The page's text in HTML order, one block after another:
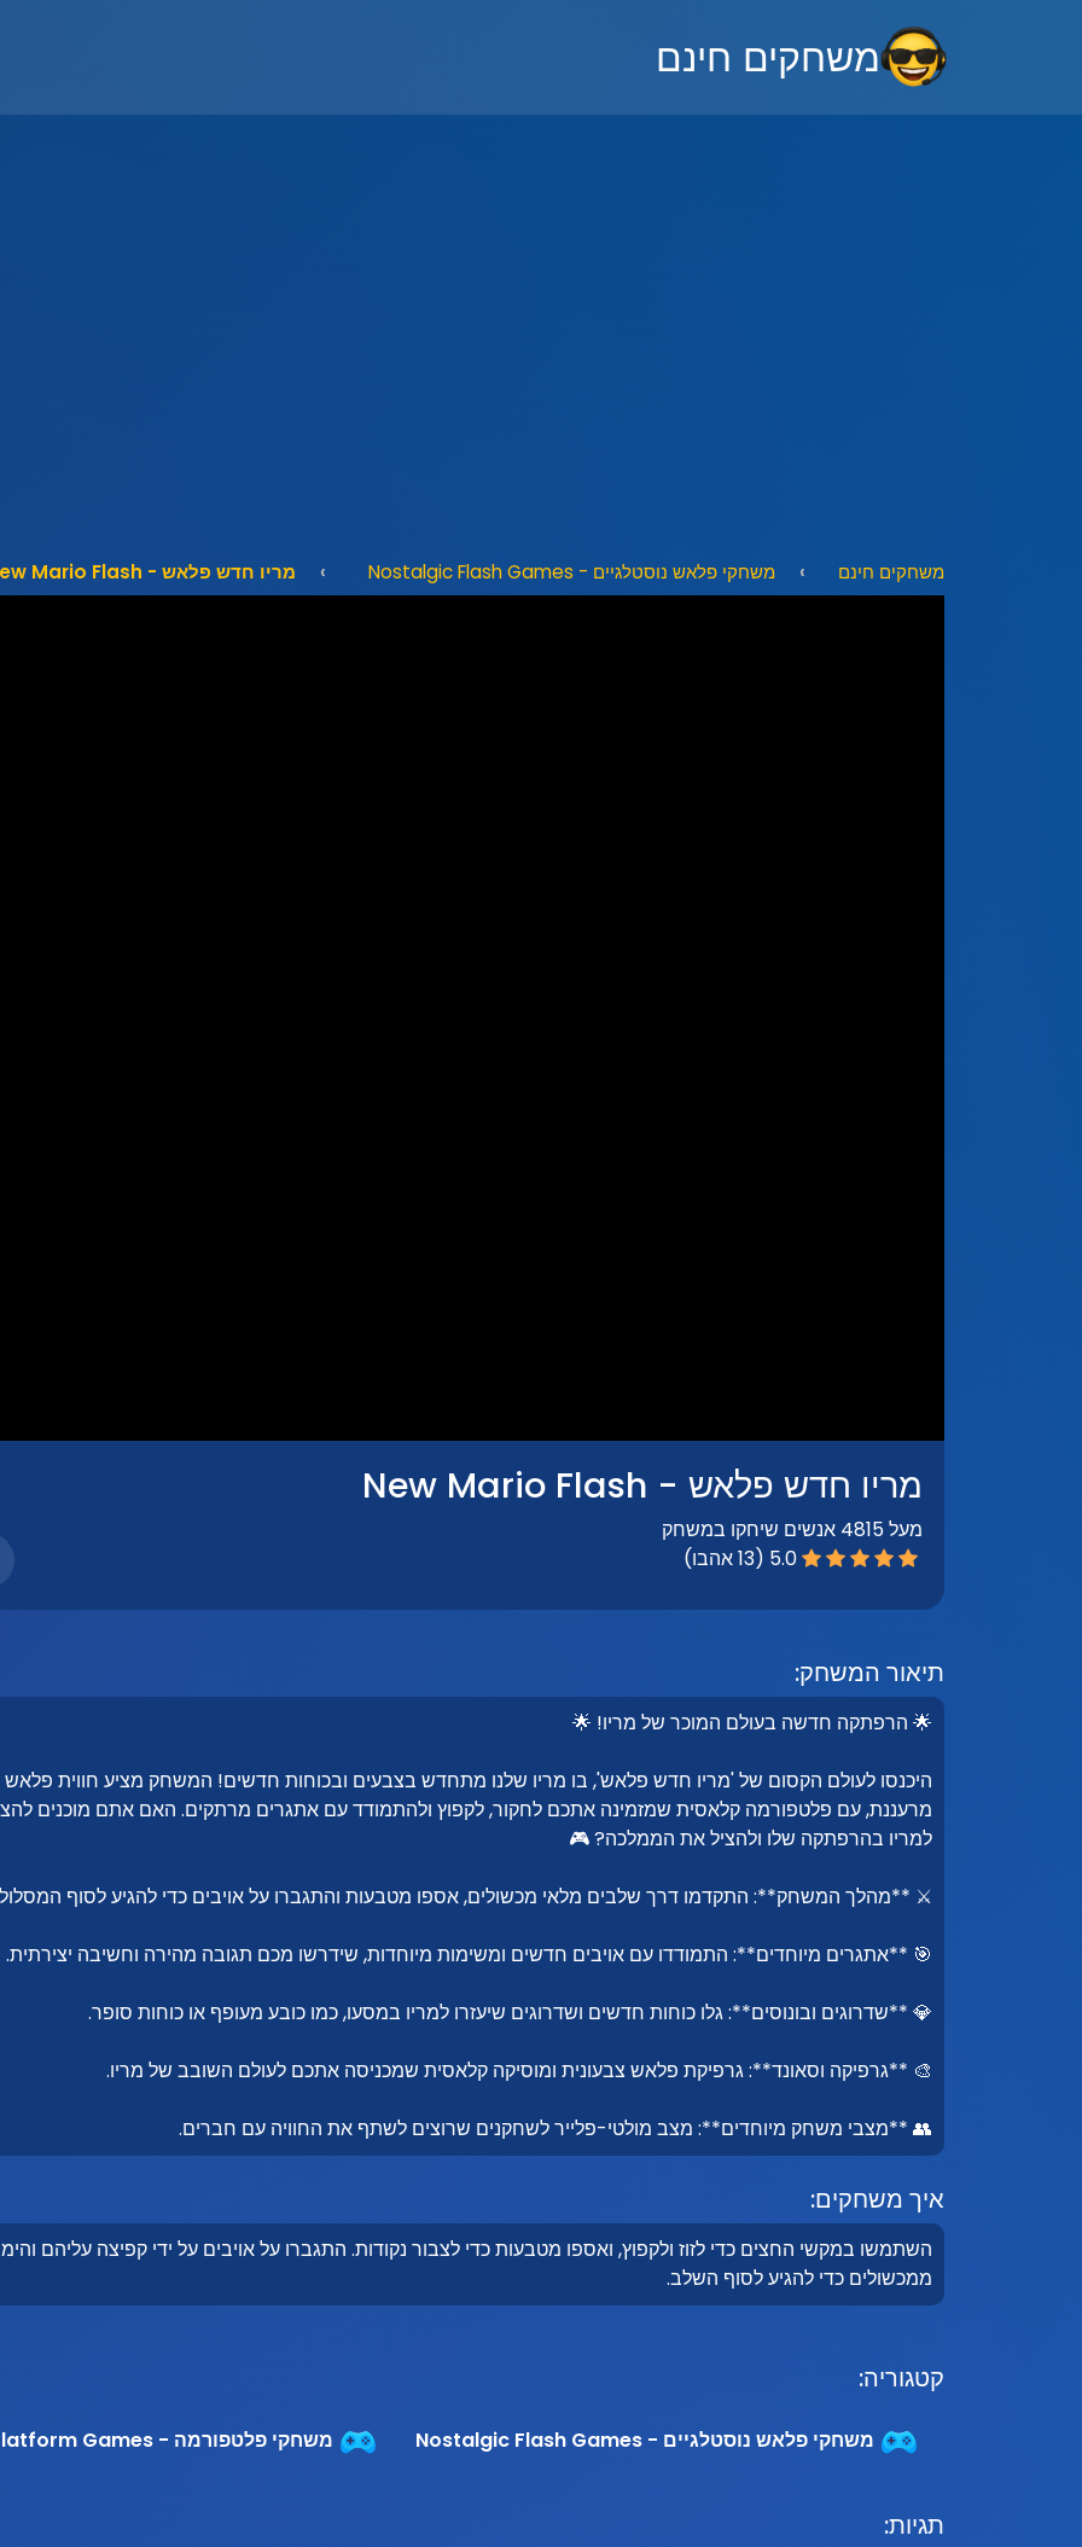
משחקים חינם
משחקים חינם משחקי פלאש נוסטלגיים - Nostalgic Flash Games מריו חדש פלאש - New Mario Flash
מריו חדש פלאש - New Mario Flash
מעל 4815 אנשים שיחקו במשחק
תיאור המשחק:
🌟 הרפתקה חדשה בעולם המוכר של מריו! 🌟
היכנסו לעולם הקסום של 'מריו חדש פלאש', בו מריו שלנו מתחדש בצבעים ובכוחות חדשים! המשחק מציע חווית פלאש
מרעננת, עם פלטפורמה קלאסית שמזמינה אתכם לחקור, לקפוץ ולהתמודד עם אתגרים מרתקים. האם אתם מוכנים
למריו בהרפתקה שלו ולהציל את הממלכה? 🎮
⚔️ **מהלך המשחק**: התקדמו דרך שלבים מלאי מכשולים, אספו מטבעות והתגברו על אויבים כדי להגיע לסוף
🎯 **אתגרים מיוחדים**: התמודדו עם אויבים חדשים ומשימות מיוחדות, שידרשו מכם תגובה מהירה וחשיבה יצירתית.
💎 **שדרוגים ובונוסים**: גלו כוחות חדשים ושדרוגים שיעזרו למריו במסעו, כמו כובע מעופף או כוחות סופר.
🎨 **גרפיקה וסאונד**: גרפיקת פלאש צבעונית ומוסיקה קלאסית שמכניסה אתכם לעולם השובב של מריו.
👥 **מצבי משחק מיוחדים**: מצב מולטי-פלייר לשחקנים שרוצים לשתף את החוויה עם חברים.
איך משחקים:
השתמשו במקשי החצים כדי לזוז ולקפוץ, ואספו מטבעות כדי לצבור נקודות. התגברו על אויבים על ידי קפיצה עליהם
ממכשולים כדי להגיע לסוף השלב.
קטגוריה:
משחקי פלאש נוסטלגיים - Nostalgic Flash Games משחקי פלטפורמה - Platform Games
תגיות: